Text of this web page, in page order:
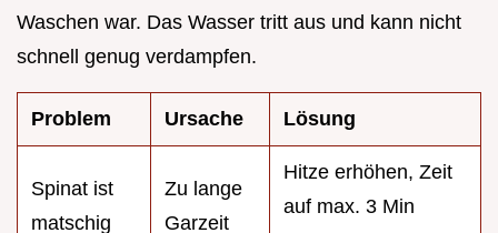
Waschen war. Das Wasser tritt aus und kann nicht
schnell genug verdampfen.
Problem Ursache Lösung
Spinat ist
matschig
Zu lange
Garzeit
Hitze erhöhen, Zeit
auf max. 3 Min